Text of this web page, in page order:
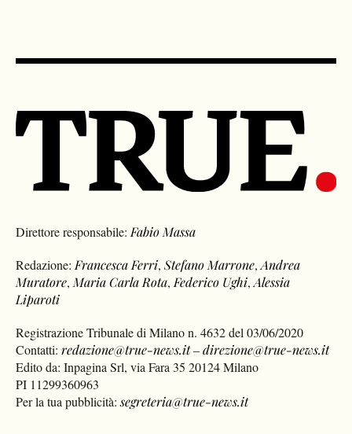
Direttore responsabile: Fabio Massa
Redazione: Francesca Ferri,Stefano Marrone,Andrea
Muratore, Maria Carla Rota, Federico Ughi,Alessia
Liparoti
Registrazione Tribunale di Milano n. 4632 del 03/06/2020
Contatti:redazione@true-news.it–direzione@true-news.it
Edito da: Inpagina Srl, via Fara 35 20124 Milano
PI 11299360963
Per la tua pubblicità:segreteria@true-news.it